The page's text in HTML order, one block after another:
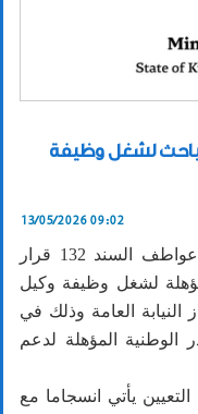
قرار تعيين باحث لشغل وظيفة
13/05/2026 09:02
أصدرت وكيل وزارة العدل بالتكليف عواطف السند 132 قرار
لشغل وظيفة وكيل
النيابة العامة وذلك في
الوطنية المؤهلة لدعم
يأتي انسجاما مع